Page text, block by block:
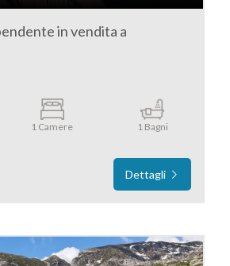
in vendita a
1 Camere 1 Bagni
Dettagli